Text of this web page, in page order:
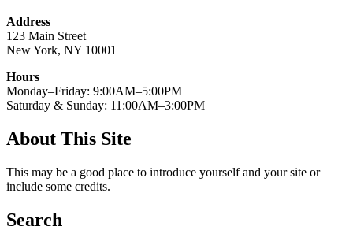
Address
123 Main Street
New York, NY 10001
Hours
Monday–Friday: 9:00AM–5:00PM
Saturday & Sunday: 11:00AM–3:00PM
About This Site
This may be a good place to introduce yourself and your site or
include some credits.
Search